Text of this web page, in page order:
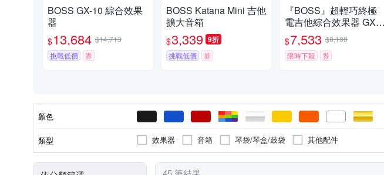
BOSS GX-10 綜合效果
器
$13,684 $14,713
挑戰低價
券
BOSS Katana Mini 吉他
擴大音箱
$3,339 9折
挑戰低價 券
『BOSS』超輕巧終極
電吉他綜合效果器 GX-1
/ 公司貨保固
$7,533 $8,100
限時下殺
券
顏色
類型 效果器 音箱 琴袋/琴盒/鼓袋 其他配件